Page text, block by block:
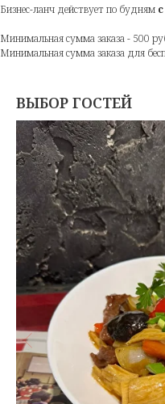
Бизнес-ланч действует по будням
Минимальная сумма заказа - 500
Минимальная сумма заказа для
ВЫБОР ГОСТЕЙ